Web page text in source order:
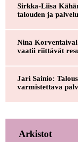
Sirkka-Liisa
talouden ja
Nina
vaatii riittävät
Jari Sainio:
varmistettava
Arkistot